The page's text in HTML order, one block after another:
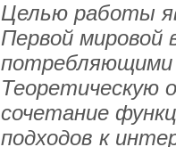
Целью работы
Первой мировой
потребляющими
Теоретическую
сочетание
подходов к